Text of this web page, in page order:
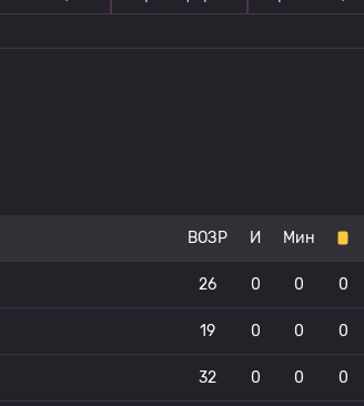
ВОЗР И Мин
26 0 0 0
19 0 0 0
32 0 0 0